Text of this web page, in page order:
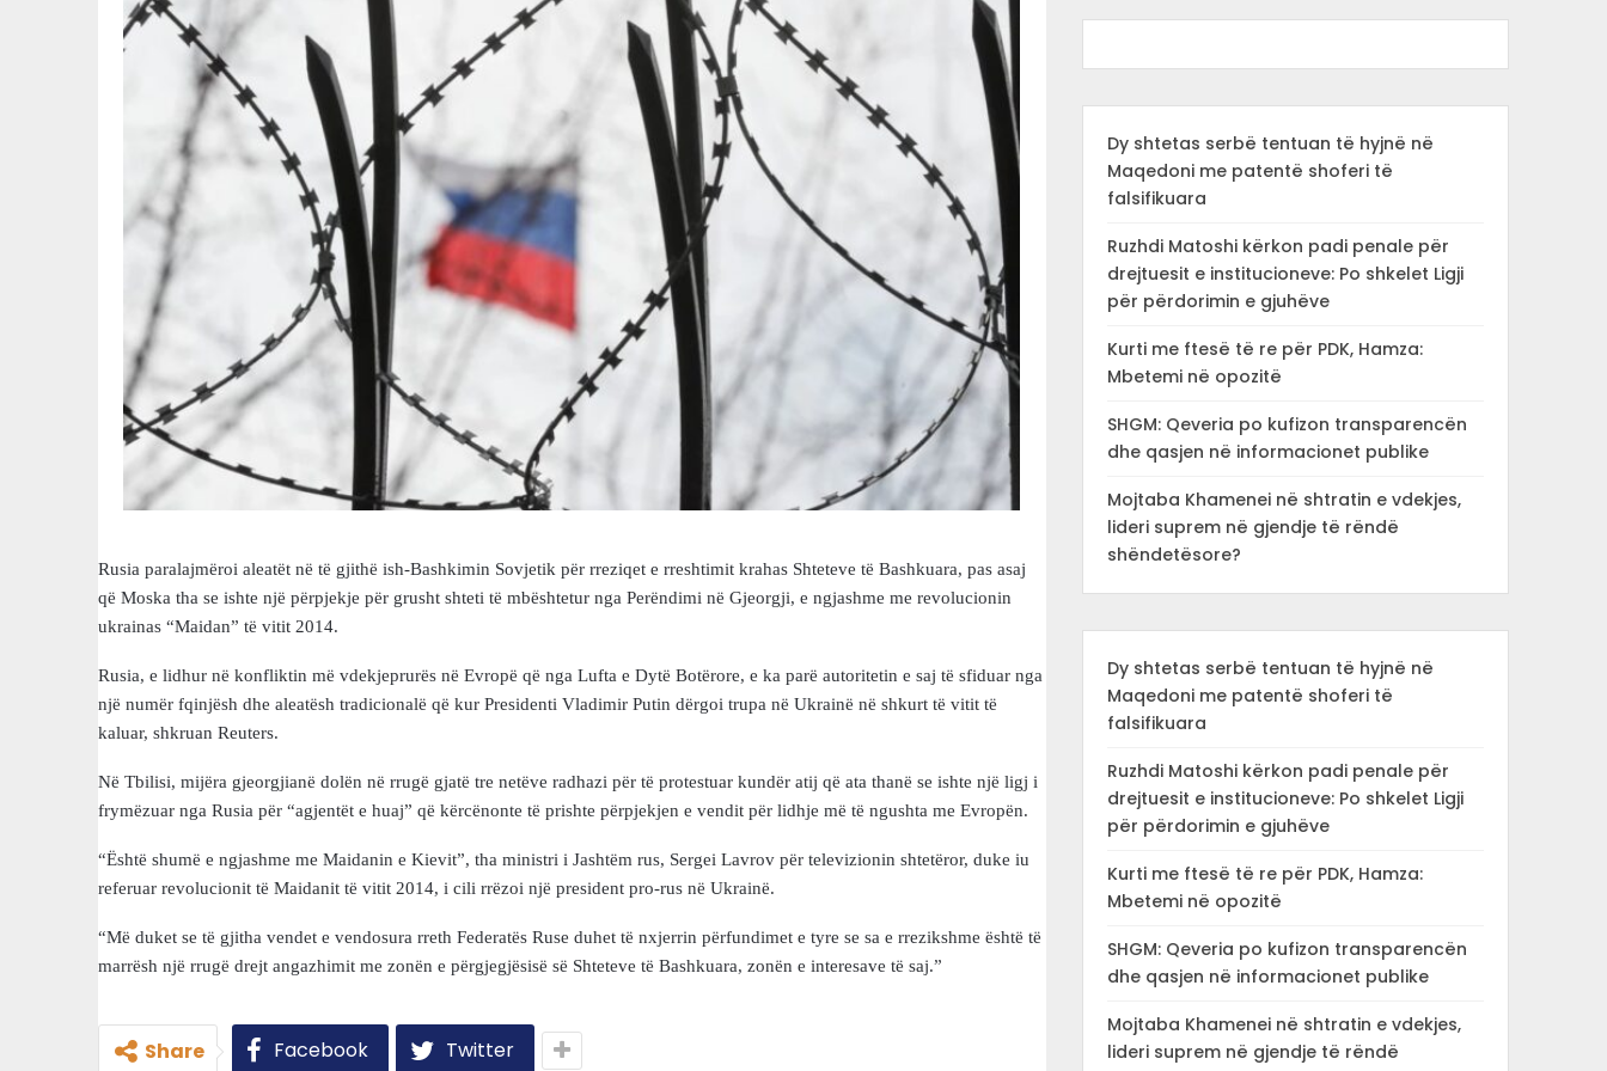
Rusia paralajmëroi aleatët në të gjithë ish-Bashkimin Sovjetik për rreziqet e rreshtimit krahas Shteteve të Bashkuara, pas asaj
që Moska tha se ishte një përpjekje për grusht shteti të mbështetur nga Perëndimi në Gjeorgji, e ngjashme me revolucionin
ukrainas “Maidan” të vitit 2014.
Rusia, e lidhur në konfliktin më vdekjeprurës në Evropë që nga Lufta e Dytë Botërore, e ka parë autoritetin e saj të sfiduar nga
një numër fqinjësh dhe aleatësh tradicionalë që kur Presidenti Vladimir Putin dërgoi trupa në Ukrainë në shkurt të vitit të
kaluar, shkruan Reuters.
Në Tbilisi, mijëra gjeorgjianë dolën në rrugë gjatë tre netëve radhazi për të protestuar kundër atij që ata thanë se ishte një ligj i
frymëzuar nga Rusia për “agjentët e huaj” që kërcënonte të prishte përpjekjen e vendit për lidhje më të ngushta me Evropën.
“Është shumë e ngjashme me Maidanin e Kievit”, tha ministri i Jashtëm rus, Sergei Lavrov për televizionin shtetëror, duke iu
referuar revolucionit të Maidanit të vitit 2014, i cili rrëzoi një president pro-rus në Ukrainë.
“Më duket se të gjitha vendet e vendosura rreth Federatës Ruse duhet të nxjerrin përfundimet e tyre se sa e rrezikshme është të
marrësh një rrugë drejt angazhimit me zonën e përgjegjësisë së Shteteve të Bashkuara, zonën e interesave të saj.”
Share Facebook Twitter
Dy shtetas serbë tentuan të hyjnë në
Maqedoni me patentë shoferi të
falsifikuara
Ruzhdi Matoshi kërkon padi penale për
drejtuesit e institucioneve: Po shkelet Ligji
për përdorimin e gjuhëve
Kurti me ftesë të re për PDK, Hamza:
Mbetemi në opozitë
SHGM: Qeveria po kufizon transparencën
dhe qasjen në informacionet publike
Mojtaba Khamenei në shtratin e vdekjes,
lideri suprem në gjendje të rëndë
shëndetësore?
Dy shtetas serbë tentuan të hyjnë në
Maqedoni me patentë shoferi të
falsifikuara
Ruzhdi Matoshi kërkon padi penale për
drejtuesit e institucioneve: Po shkelet Ligji
për përdorimin e gjuhëve
Kurti me ftesë të re për PDK, Hamza:
Mbetemi në opozitë
SHGM: Qeveria po kufizon transparencën
dhe qasjen në informacionet publike
Mojtaba Khamenei në shtratin e vdekjes,
lideri suprem në gjendje të rëndë